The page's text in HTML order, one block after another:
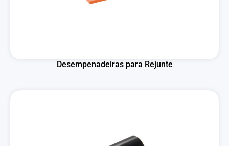
Desempenadeiras para Rejunte